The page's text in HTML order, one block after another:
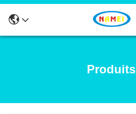
Produits